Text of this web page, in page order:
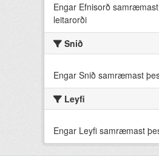
Engar Efnisorð
leitarorði
Snið
Engar Snið samræmast
Leyfi
Engar Leyfi samræmast